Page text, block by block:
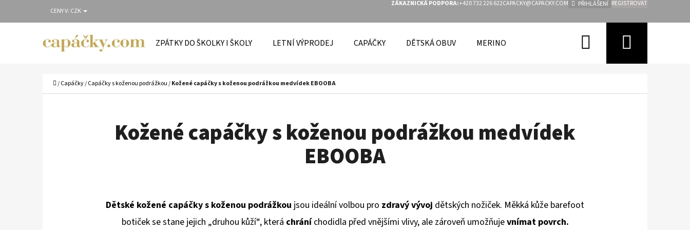
na
CENY V: CZK
ZÁKAZNICKÁ PODPORA:+420 732 226 622CAPACKY@CAPACKY.COM PŘIHLÁŠENÍ REGISTROVAT
ZPÁTKY DO ŠKOLKY I ŠKOLY LETNÍ VÝPRODEJ CAPÁČKY DĚTSKÁ OBUV MERINO Hledat
Domů
/Capáčky/Capáčky s koženou podrážkou/Kožené capáčky s koženou podrážkou medvídek EBOOBA
Kožené capáčky s koženou podrážkou medvídek
EBOOBA
Dětské kožené capáčky s koženou podrážkou jsou ideální volbou pro zdravý vývoj dětských nožiček. Měkká kůže barefoot
botiček se stane jejich „druhou kůží“, která chráníchodidla před vnějšími vlivy, ale zároveň umožňujevnímat povrch.
O
Zpět
do
Zpět
do
DOPORUČUJEME